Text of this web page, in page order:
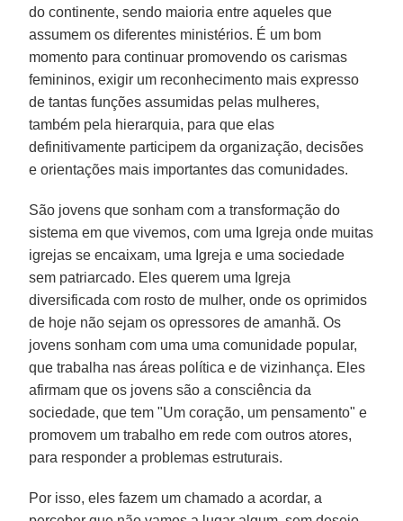
do continente, sendo maioria entre aqueles que
assumem os diferentes ministérios. É um bom
momento para continuar promovendo os carismas
femininos, exigir um reconhecimento mais expresso
de tantas funções assumidas pelas mulheres,
também pela hierarquia, para que elas
definitivamente participem da organização, decisões
e orientações mais importantes das comunidades.
São jovens que sonham com a transformação do
sistema em que vivemos, com uma Igreja onde muitas
igrejas se encaixam, uma Igreja e uma sociedade
sem patriarcado. Eles querem uma Igreja
diversificada com rosto de mulher, onde os oprimidos
de hoje não sejam os opressores de amanhã. Os
jovens sonham com uma uma comunidade popular,
que trabalha nas áreas política e de vizinhança. Eles
afirmam que os jovens são a consciência da
sociedade, que tem "Um coração, um pensamento" e
promovem um trabalho em rede com outros atores,
para responder a problemas estruturais.
Por isso, eles fazem um chamado a acordar, a